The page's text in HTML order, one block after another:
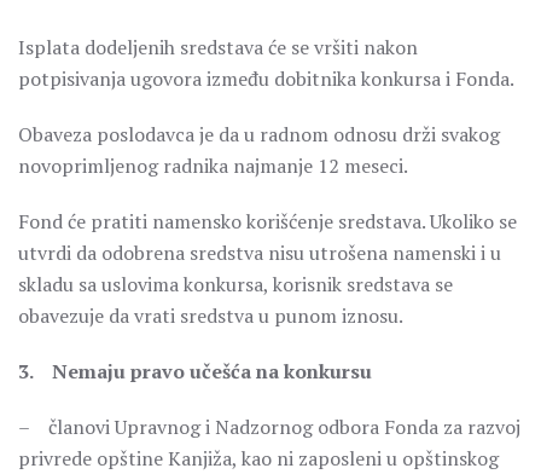
Isplata dodeljenih sredstava će se vršiti nakon
potpisivanja ugovora između dobitnika konkursa i Fonda.
Obaveza poslodavca je da u radnom odnosu drži svakog
novoprimljenog radnika najmanje 12 meseci.
Fond će pratiti namensko korišćenje sredstava. Ukoliko se
utvrdi da odobrena sredstva nisu utrošena namenski i u
skladu sa uslovima konkursa, korisnik sredstava se
obavezuje da vrati sredstva u punom iznosu.
3. Nemaju pravo učešća na konkursu
– članovi Upravnog i Nadzornog odbora Fonda za razvoj
privrede opštine Kanjiža, kao ni zaposleni u opštinskog